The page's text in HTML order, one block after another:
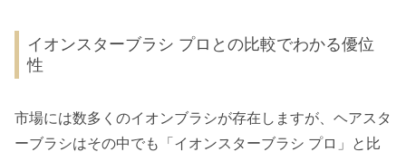
イオンスターブラシ プロとの比較でわかる優位
性
市場には数多くのイオンブラシが存在しますが、ヘアスタ
ーブラシはその中でも「イオンスターブラシ プロ」と比